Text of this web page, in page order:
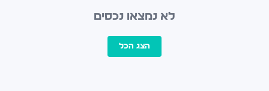
לא נמצאו נכסים
הצג הכל